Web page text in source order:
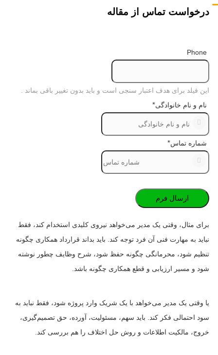
درخواست تماس از مقاله
Phone
این فیلد برای هدف اعتبار سنجی است و باید بدون تغییر باقی بماند .
نام و نام خانوادگی*
شماره تماس*
برای مثال، وقتی یک مدیر می‌خواهد نیروی کلیدی استخدام کند، فقط
نباید به مهارت فنی آن فرد توجه کند. باید بداند قرارداد همکاری چگونه
تنظیم شود، محرمانگی چگونه حفظ شود، شرح وظایف چطور نوشته
شود و مسیر ارزیابی و قطع همکاری چگونه باشد.
یا وقتی یک مدیر می‌خواهد با یک شریک وارد پروژه شود، فقط نباید به
سود احتمالی فکر کند. باید سهم، مسئولیت، آورده، حق تصمیم‌گیری،
خروج، مالکیت اطلاعات و روش حل اختلاف را هم بررسی کند.